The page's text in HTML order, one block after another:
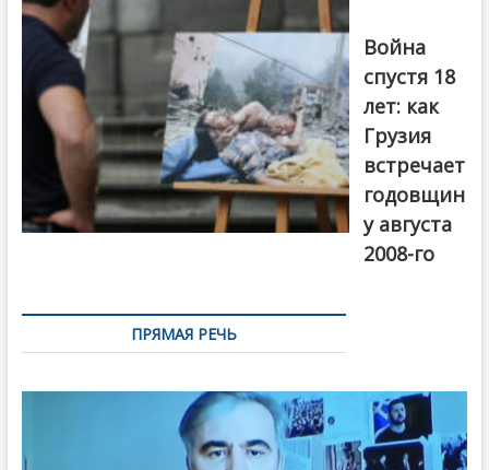
Первый канал
Война
спустя 18
лет: как
Грузия
встречает
годовщин
у августа
2008-го
ПРЯМАЯ РЕЧЬ